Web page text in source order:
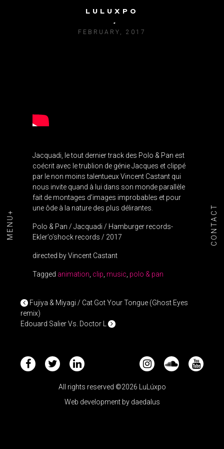
LULUXPO
MENU+ CONTACT
FEBRUARY, 2017
Jacquadi, le tout dernier track des Polo & Pan est
coécrit avec le trublion de génie Jacques et clippé
par le non moins talentueux Vincent Castant qui
nous invite quand à lui dans son monde parallèle
fait de montages d’images improbables et pour
une ôde à la nature des plus délirantes.
Polo & Pan / Jacquadi / Hamburger records-
Ekler’o’shock records / 2017
directed by Vincent Castant
Tagged animation clip music polo & pan
POST NAVIGATION
Fujiya & Miyagi / Cat Got Your Tongue (Ghost Eyes
remix)
Edouard Salier Vs. Doctor L
All rights reserved ©2026 LuLúxpo
Web development by daedalus